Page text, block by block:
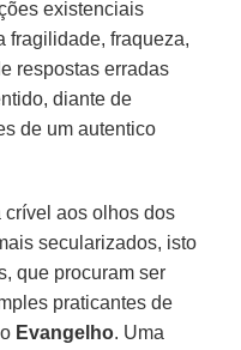
existenciais
fragilidade, fraqueza,
respostas erradas
diante de
de um autentico
crível aos olhos dos
secularizados, isto
que procuram ser
praticantes de
Evangelho. Uma